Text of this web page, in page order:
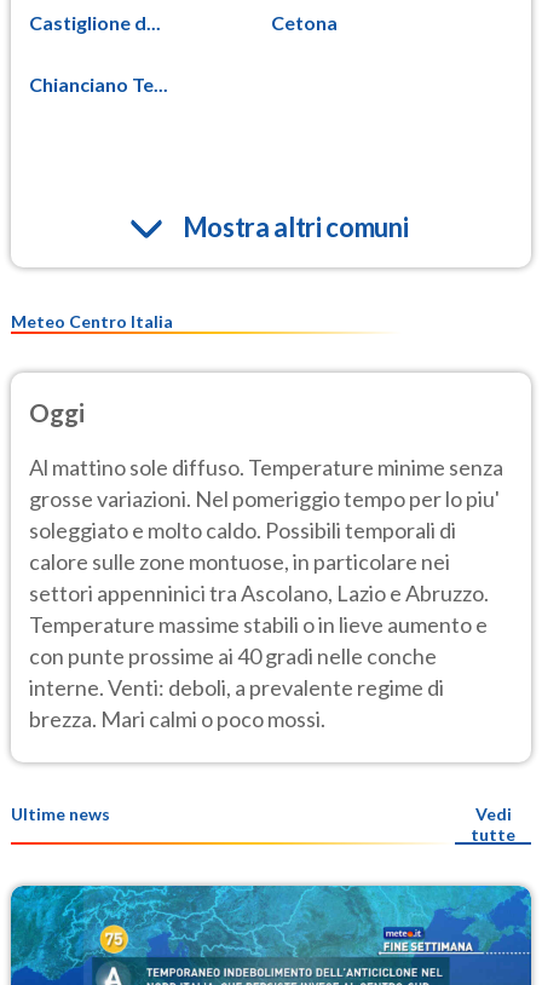
Castiglione d... Cetona
Chianciano Te...
Mostra altri comuni
Meteo Centro Italia
Oggi
Al mattino sole diffuso. Temperature minime senza
grosse variazioni. Nel pomeriggio tempo per lo piu'
soleggiato e molto caldo. Possibili temporali di
calore sulle zone montuose, in particolare nei
settori appenninici tra Ascolano, Lazio e Abruzzo.
Temperature massime stabili o in lieve aumento e
con punte prossime ai 40 gradi nelle conche
interne. Venti: deboli, a prevalente regime di
brezza. Mari calmi o poco mossi.
Ultime news
Vedi
tutte